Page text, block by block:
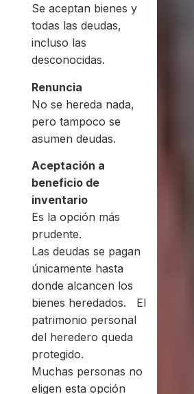
Se aceptan bienes y
todas las deudas,
incluso las
desconocidas.
Renuncia
No se hereda nada,
pero tampoco se
asumen deudas.
Aceptación a
beneficio de
inventario
Es la opción más
prudente.
Las deudas se pagan
únicamente hasta
donde alcancen los
bienes heredados. El
patrimonio personal
del heredero queda
protegido.
Muchas personas no
eligen esta opción